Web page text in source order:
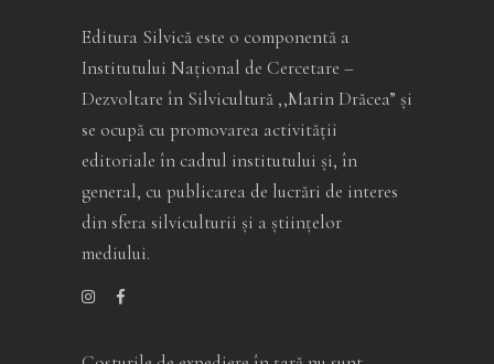
Editura Silvică este o componentă a
Institutului Național de Cercetare –
Dezvoltare în Silvicultură ,,Marin Drăcea” și
se ocupă cu promovarea activității
editoriale în cadrul institutului și, în
general, cu publicarea de lucrări de interes
din sfera silviculturii și a științelor
mediului.